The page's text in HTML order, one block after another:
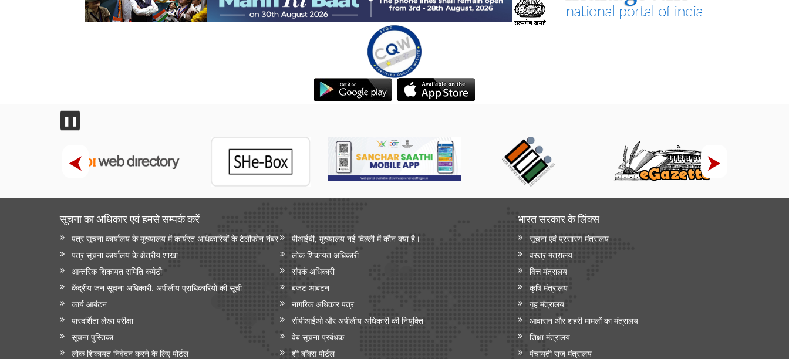
❚❚
सूचना का अधिकार एवं हमसे सम्‍पर्क करें
पत्र सूचना कार्यालय के मुख्यालय में कार्यरत अधिकारियों के टेलीफोन नंबर
पीआईबी, मुख्यालय नई दिल्ली में कौन क्या है।
पत्र सूचना कार्यालय के क्षेत्रीय शाखा
लोक शिकायत अधिकारी
आन्‍तरिक शिकायत समिति कमेटी
संपर्क अधिकारी
केंद्रीय जन सूचना अधिकारी, अपीलीय प्राधिकारियों की सूची
बजट आबंटन
कार्य आबंटन
नागरिक अधिकार पत्र
पारदर्शिता लेखा परीक्षा
सीपीआईओ और अपी‍लीय अधिकारी की नियुक्ति
सूचना पुस्तिका
वेब सूचना प्रबंधक
लोक शिकायत निवेदन करने के लिए पोर्टल
शी बॉक्स पोर्टल
भारत सरकार के लिंक्‍स
सूचना एवं प्रसारण मंत्रालय
वस्त्र मंत्रालय
वित्त मंत्रालय
कृषि मंत्रालय
गृह मंत्रालय
आवासन और शहरी मामलों का मंत्रालय
शिक्षा मंत्रालय
पंचायती राज मंत्रालय